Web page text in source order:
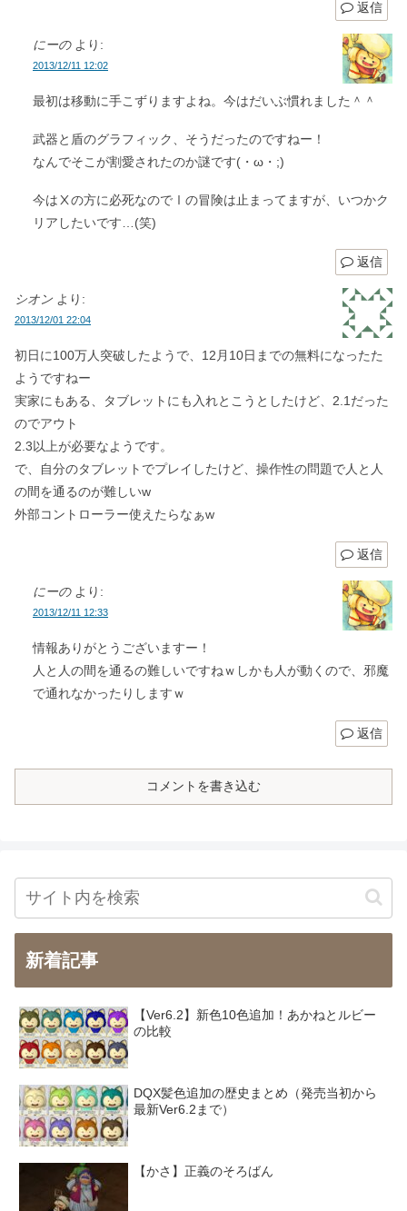
返信
にーの より:
2013/12/11 12:02
最初は移動に手こずりますよね。今はだいぶ慣れました＾＾
武器と盾のグラフィック、そうだったのですねー！
なんでそこが割愛されたのか謎です(・ω・;)
今はⅩの方に必死なのでⅠの冒険は止まってますが、いつかク
リアしたいです…(笑)
返信
シオン より:
2013/12/01 22:04
初日に100万人突破したようで、12月10日までの無料になったた
ようですねー
実家にもある、タブレットにも入れとこうとしたけど、2.1だった
のでアウト
2.3以上が必要なようです。
で、自分のタブレットでプレイしたけど、操作性の問題で人と人
の間を通るのが難しいw
外部コントローラー使えたらなぁw
返信
にーの より:
2013/12/11 12:33
情報ありがとうございますー！
人と人の間を通るの難しいですねｗしかも人が動くので、邪魔
で通れなかったりしますｗ
返信
コメントを書き込む
新着記事
【Ver6.2】新色10色追加！あかねとルビー
の比較
DQX髪色追加の歴史まとめ（発売当初から
最新Ver6.2まで）
【かさ】正義のそろばん